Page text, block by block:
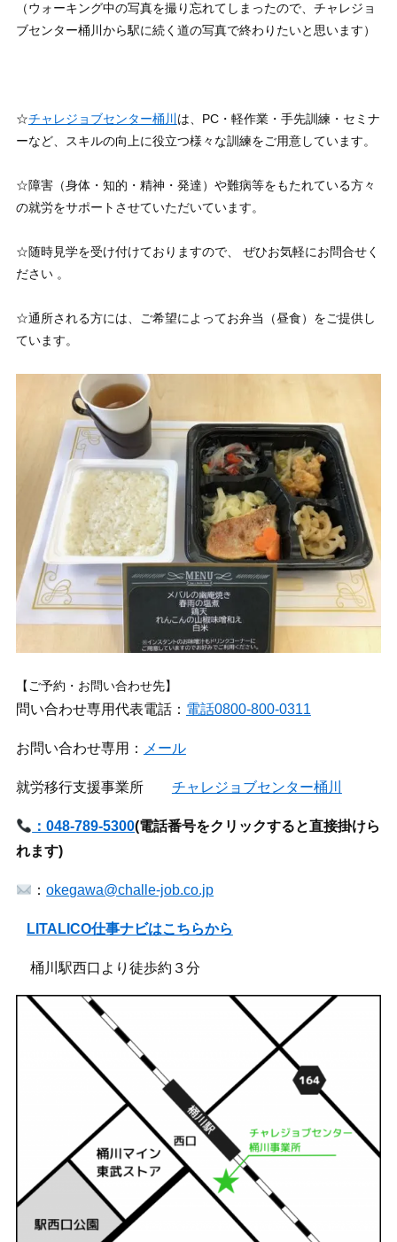
（ウォーキング中の写真を撮り忘れてしまったので、チャレジョ
ブセンター桶川から駅に続く道の写真で終わりたいと思います）
☆チャレジョブセンター桶川 は、PC・軽作業・手先訓練・セミナ
ーなど、スキルの向上に役立つ様々な訓練をご用意しています。
☆障害（身体・知的・精神・発達）や難病等をもたれている方々
の就労をサポートさせていただいています。
☆随時見学を受け付けておりますので、 ぜひお気軽にお問合せく
ださい 。
☆通所される方には、ご希望によってお弁当（昼食）をご提供し
ています。
【ご予約・お問い合わせ先】
問い合わせ専用代表電話： 電話0800-800-0311
お問い合わせ専用： メール
就労移行支援事業所 チャレジョブセンター桶川
：048-789-5300(電話番号をクリックすると直接掛けら
れます)
：okegawa@challe-job.co.jp
LITALICO仕事ナビはこちらから
桶川駅西口より徒歩約３分